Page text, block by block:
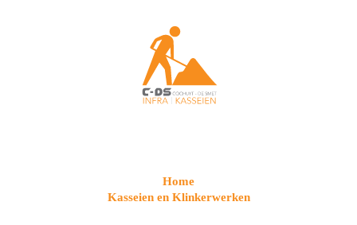
Home
Kasseien en Klinkerwerken